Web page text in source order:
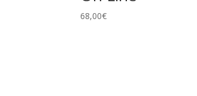
68,00€